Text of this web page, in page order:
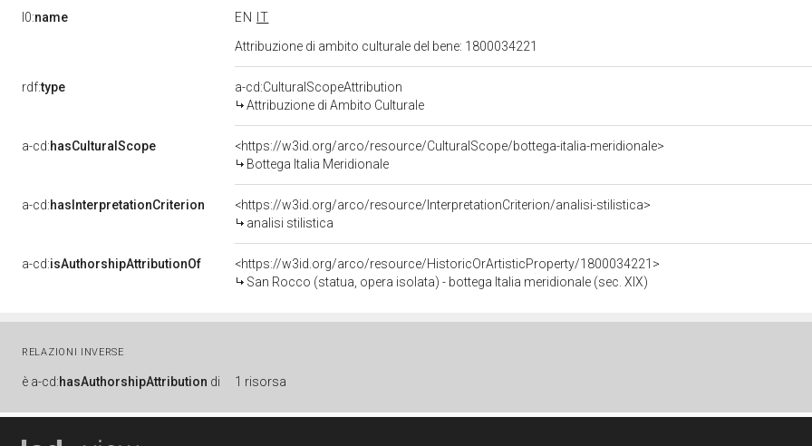
l0:name EN
IT
Attribuzione di ambito culturale del bene: 1800034221
rdf:type
a-cd:CulturalScopeAttribution
Attribuzione di Ambito Culturale
a-cd:hasCulturalScope
<https://w3id.org/arco/resource/CulturalScope/bottega-italia-meridionale>
Bottega Italia Meridionale
a-cd:hasInterpretationCriterion
<https://w3id.org/arco/resource/InterpretationCriterion/analisi-stilistica>
analisi stilistica
a-cd:isAuthorshipAttributionOf
<https://w3id.org/arco/resource/HistoricOrArtisticProperty/1800034221>
San Rocco (statua, opera isolata) - bottega Italia meridionale (sec. XIX)
RELAZIONI INVERSE
è a-cd:hasAuthorshipAttribution di 1 risorsa